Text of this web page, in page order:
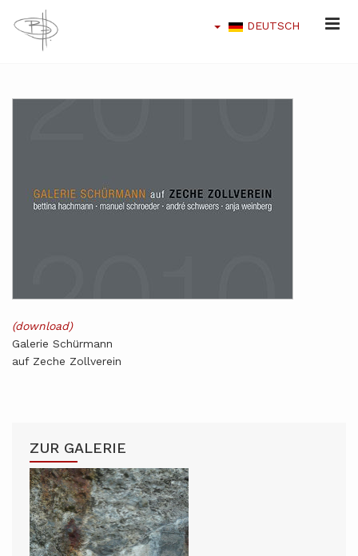
DEUTSCH
(download)
Galerie Schürmann
auf Zeche Zollverein
ZUR GALERIE